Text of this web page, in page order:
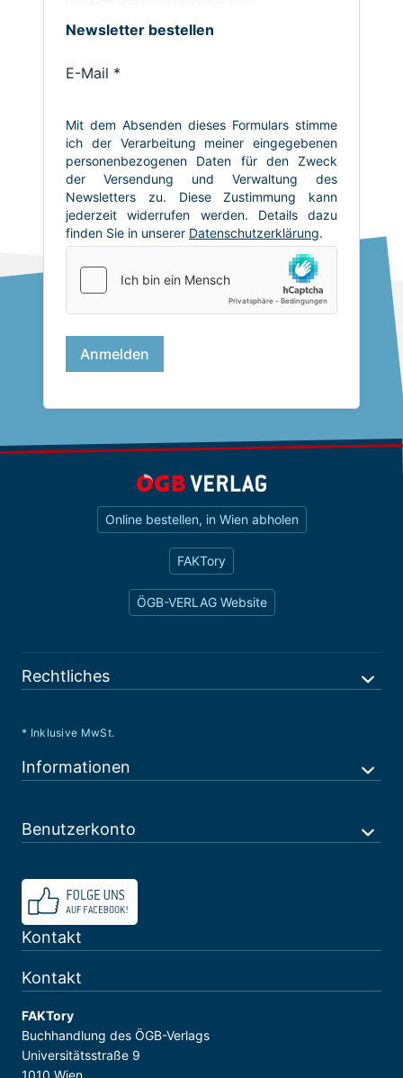
Online bestellen, in Wien abholen
FAKTory
ÖGB-VERLAG Website
Rechtliches
* Inklusive MwSt.
Informationen
Benutzerkonto
Kontakt
Kontakt
FAKTory
Buchhandlung des ÖGB-Verlags
Universitätsstraße 9
1010 Wien